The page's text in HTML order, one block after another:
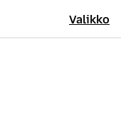
Valikko